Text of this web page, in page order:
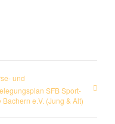
und
SFB Sport-
Bachern e.V. (Jung & Alt)